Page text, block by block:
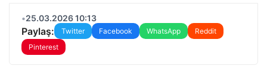
•25.03.2026 10:13
Paylaş: Twitter Facebook WhatsApp
Reddit
Pinterest